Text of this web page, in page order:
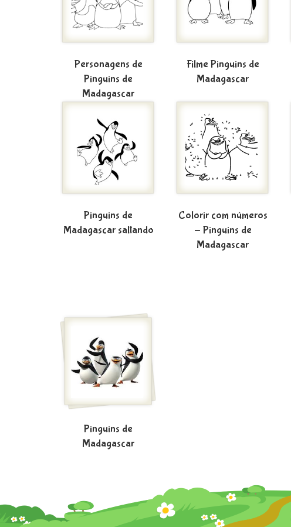
Personagens de
Pinguins de
Madagascar
Filme Pinguins de
Madagascar
Pinguins de
Madagascar saltando
Colorir com números
- Pinguins de
Madagascar
Pinguins de
Madagascar